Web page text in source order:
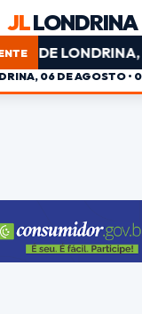
JLLONDRINA
06 DE AGOSTO •